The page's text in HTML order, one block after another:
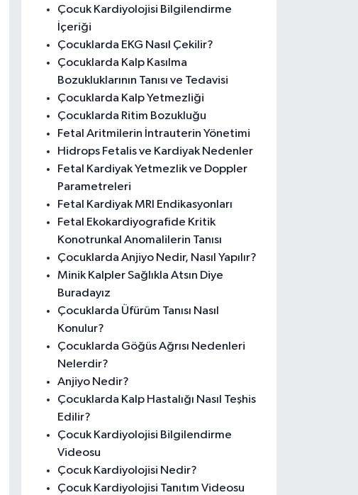
Çocuk Kardiyolojisi Bilgilendirme
İçeriği
Çocuklarda EKG Nasıl Çekilir?
Çocuklarda Kalp Kasılma
Bozukluklarının Tanısı ve Tedavisi
Çocuklarda Kalp Yetmezliği
Çocuklarda Ritim Bozukluğu
Fetal Aritmilerin İntrauterin Yönetimi
Hidrops Fetalis ve Kardiyak Nedenler
Fetal Kardiyak Yetmezlik ve Doppler
Parametreleri
Fetal Kardiyak MRI Endikasyonları
Fetal Ekokardiyografide Kritik
Konotrunkal Anomalilerin Tanısı
Çocuklarda Anjiyo Nedir, Nasıl Yapılır?
Minik Kalpler Sağlıkla Atsın Diye
Buradayız
Çocuklarda Üfürüm Tanısı Nasıl
Konulur?
Çocuklarda Göğüs Ağrısı Nedenleri
Nelerdir?
Anjiyo Nedir?
Çocuklarda Kalp Hastalığı Nasıl Teşhis
Edilir?
Çocuk Kardiyolojisi Bilgilendirme
Videosu
Çocuk Kardiyolojisi Nedir?
Çocuk Kardiyolojisi Tanıtım Videosu